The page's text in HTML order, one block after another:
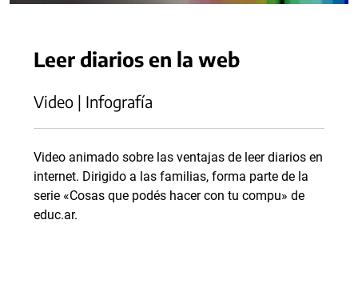
Leer diarios en la web
Video | Infografía
Video animado sobre las ventajas de leer diarios en
internet. Dirigido a las familias, forma parte de la
serie «Cosas que podés hacer con tu compu» de
educ.ar.